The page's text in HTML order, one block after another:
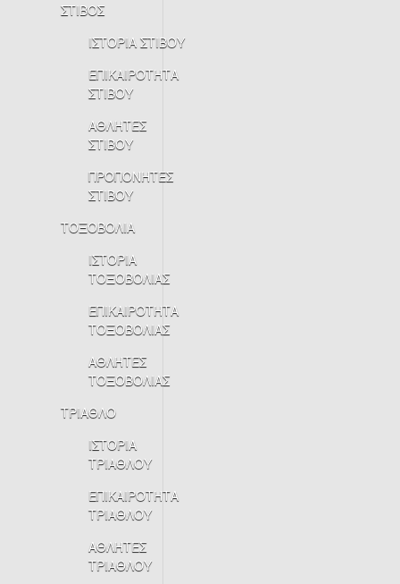
ΣΤΙΒΟΣ
ΙΣΤΟΡΙΑ ΣΤΙΒΟΥ
ΕΠΙΚΑΙΡΟΤΗΤΑ
ΣΤΙΒΟΥ
ΑΘΛΗΤΕΣ
ΣΤΙΒΟΥ
ΠΡΟΠΟΝΗΤΕΣ
ΣΤΙΒΟΥ
ΤΟΞΟΒΟΛΙΑ
ΙΣΤΟΡΙΑ
ΤΟΞΟΒΟΛΙΑΣ
ΕΠΙΚΑΙΡΟΤΗΤΑ
ΤΟΞΟΒΟΛΙΑΣ
ΑΘΛΗΤΕΣ
ΤΟΞΟΒΟΛΙΑΣ
ΤΡΙΑΘΛΟ
ΙΣΤΟΡΙΑ
ΤΡΙΑΘΛΟΥ
ΕΠΙΚΑΙΡΟΤΗΤΑ
ΤΡΙΑΘΛΟΥ
ΑΘΛΗΤΕΣ
ΤΡΙΑΘΛΟΥ